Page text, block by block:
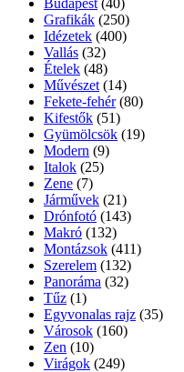
Grafikák (250)
Idézetek (400)
Vallás (32)
Ételek (48)
Művészet (14)
Fekete-fehér (80)
Kifestők (51)
Gyümölcsök (19)
Modern (9)
Italok (25)
Zene (7)
Járművek (21)
Drónfotó (143)
Makró (132)
Montázsok (411)
Szerelem (132)
Panoráma (32)
Tűz (1)
Egyvonalas rajz (35)
Városok (160)
Zen (10)
Virágok (249)